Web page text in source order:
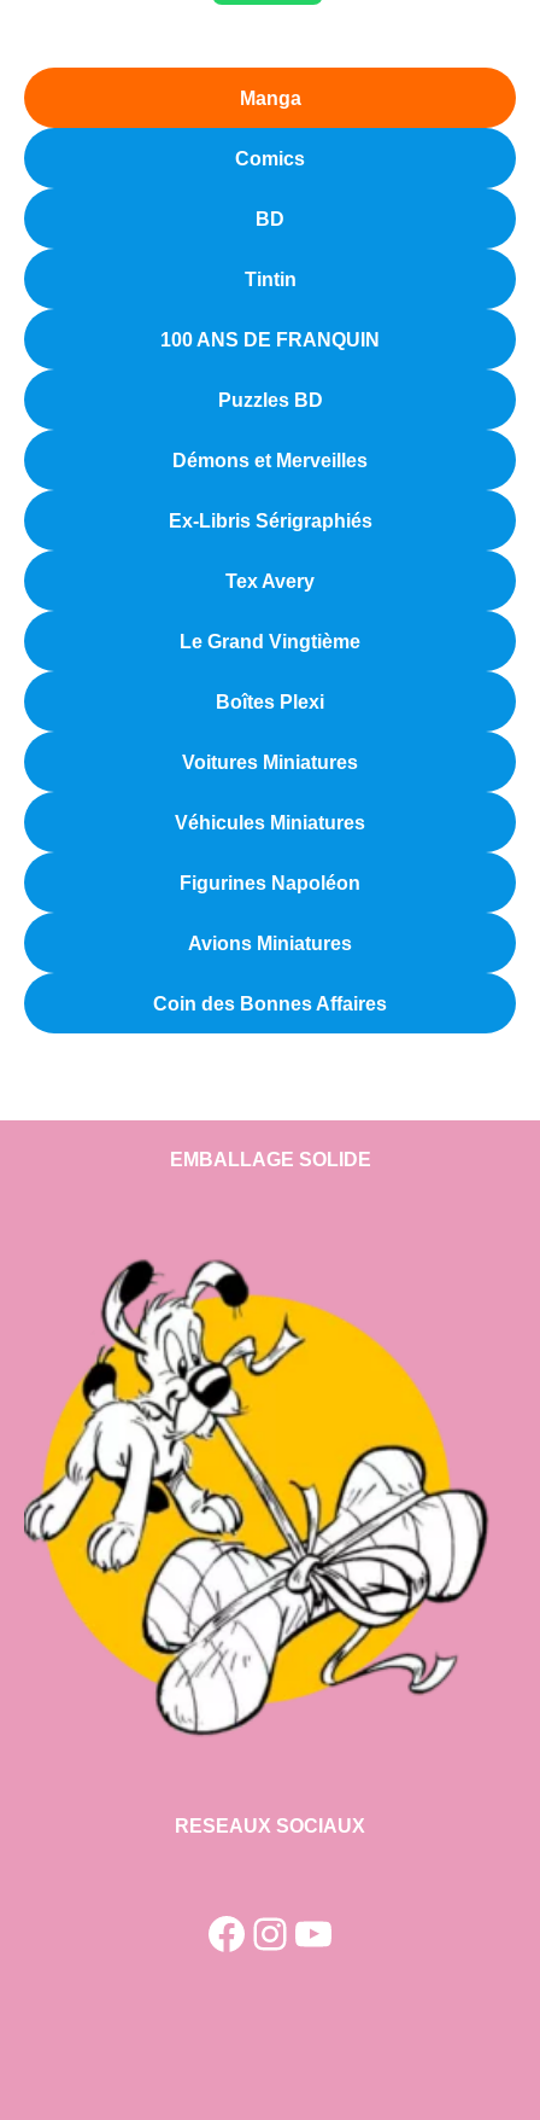
Manga
Comics
BD
Tintin
100 ANS DE FRANQUIN
Puzzles BD
Démons et Merveilles
Ex-Libris Sérigraphiés
Tex Avery
Le Grand Vingtième
Boîtes Plexi
Voitures Miniatures
Véhicules Miniatures
Figurines Napoléon
Avions Miniatures
Coin des Bonnes Affaires
EMBALLAGE SOLIDE
RESEAUX SOCIAUX
Facebook
Instagram
YouTube